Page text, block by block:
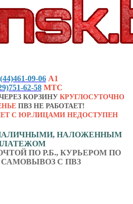
09-06 А1
62-58 МТС
КОРЗИНУ КРУГЛОСУТОЧНО
ПВЗ НЕ РАБОТАЕТ!
С ЮР.ЛИЦАМИ НЕДОСТУПЕН
НАЛОЖЕННЫМ
ПО Р.Б., КУРЬЕРОМ ПО
С ПВЗ